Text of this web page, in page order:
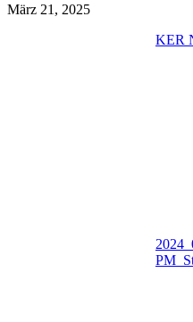
März 21, 2025
KER